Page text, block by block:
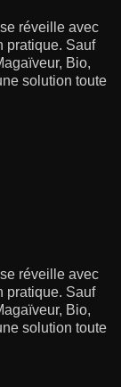
réveille avec
pratique. Sauf
Bio,
solution toute
réveille avec
pratique. Sauf
Bio,
solution toute